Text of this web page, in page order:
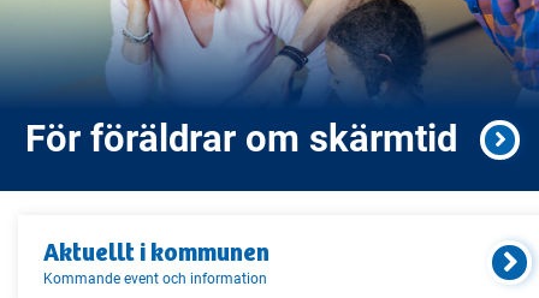
För föräldrar om skärmtid
Aktuellt i kommunen
Kommande event och information